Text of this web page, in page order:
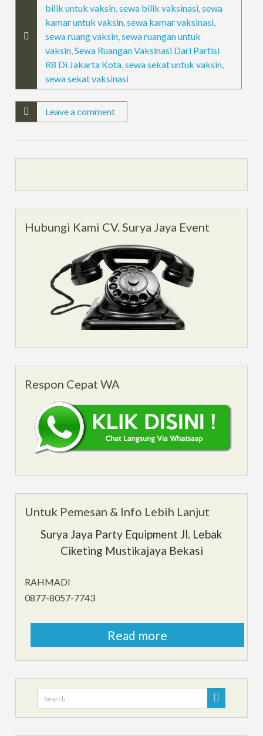
bilik untuk vaksin,sewa bilik vaksinasi,sewa
kamar untuk vaksin,sewa kamar vaksinasi,
sewa ruang vaksin,sewa ruangan untuk
vaksin,Sewa Ruangan Vaksinasi Dari Partisi
R8 Di Jakarta Kota,sewa sekat untuk vaksin,
sewa sekat vaksinasi
Leave a comment
Hubungi Kami CV. Surya Jaya Event
Respon Cepat WA
Untuk Pemesan & Info Lebih Lanjut
Surya Jaya Party Equipment Jl. Lebak
Ciketing Mustikajaya Bekasi
RAHMADI
0877-8057-7743
Read more
Search
for: